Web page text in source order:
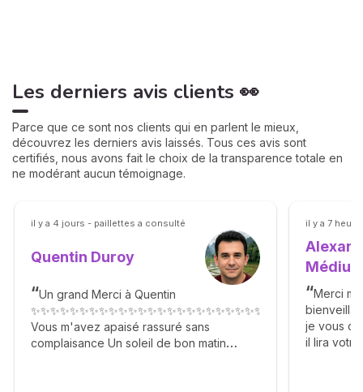
Les derniers avis clients 👀
Parce que ce sont nos clients qui en parlent le mieux,
découvrez les derniers avis laissés. Tous ces avis sont
certifiés, nous avons fait le choix de la transparence totale en
ne modérant aucun témoignage.
il y a 4 jours - paillettes a consulté
Quentin Duroy
Un grand Merci à Quentin
✨✨✨✨✨✨✨✨✨✨✨✨✨✨✨✨✨✨✨✨✨✨✨✨✨✨✨✨✨✨✨✨✨✨
Vous m'avez apaisé rassuré sans
complaisance Un soleil de bon matin
il y a 7
Merci
je vous
il lira